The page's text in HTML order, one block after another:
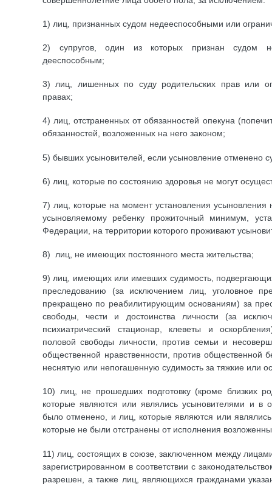
1) лиц, признанных судом недееспособными или
2) супругов, один из которых признан судом
дееспособным;
3) лиц, лишенных по суду родительских прав или
правах;
4) лиц, отстраненных от обязанностей опекуна
обязанностей, возложенных на него законом;
5) бывших усыновителей, если усыновление отменено
6) лиц, которые по состоянию здоровья не могут
7) лиц, которые на момент установления
усыновляемому ребенку прожиточный минимум,
Федерации, на территории которого проживают
8) лиц, не имеющих постоянного места жительства;
9) лиц, имеющих или имевших судимость,
преследованию (за исключением лиц, уголовное
прекращено по реабилитирующим основаниям) за
свободы, чести и достоинства личности (за
психиатрический стационар, клеветы и
половой свободы личности, против семьи и
общественной нравственности, против общественной
неснятую или непогашенную судимость за тяжкие или
10) лиц, не прошедших подготовку (кроме близких
которые являются или являлись усыновителями и в
было отменено, и лиц, которые являются или
которые не были отстранены от исполнения
11) лиц, состоящих в союзе, заключенном между
зарегистрированном в соответствии с
разрешен, а также лиц, являющихся гражданами